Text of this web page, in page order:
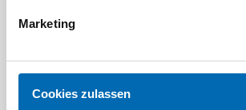
Marketing
Cookies zulassen
Torsion Kreuzschlitz
6 Ausführungen